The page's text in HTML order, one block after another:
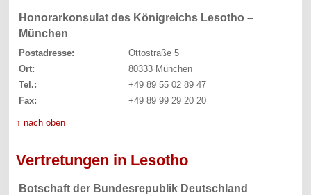
Honorarkonsulat des Königreichs Lesotho –
München
Postadresse:
Ottostraße 5
Ort:
80333 München
Tel.:
+49 89 55 02 89 47
Fax:
+49 89 99 29 20 20
↑ nach oben
Vertretungen in Lesotho
Botschaft der Bundesrepublik Deutschland